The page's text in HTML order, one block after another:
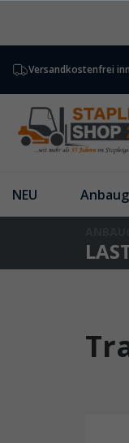
Versandkostenfrei
NEU